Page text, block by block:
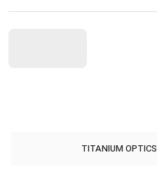
TITANIUM OPTICS